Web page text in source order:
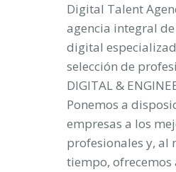
Digital Talent
agencia integral
digital
selección de
DIGITAL &
Ponemos a
empresas a los
profesionales y, al
tiempo, ofrecemos